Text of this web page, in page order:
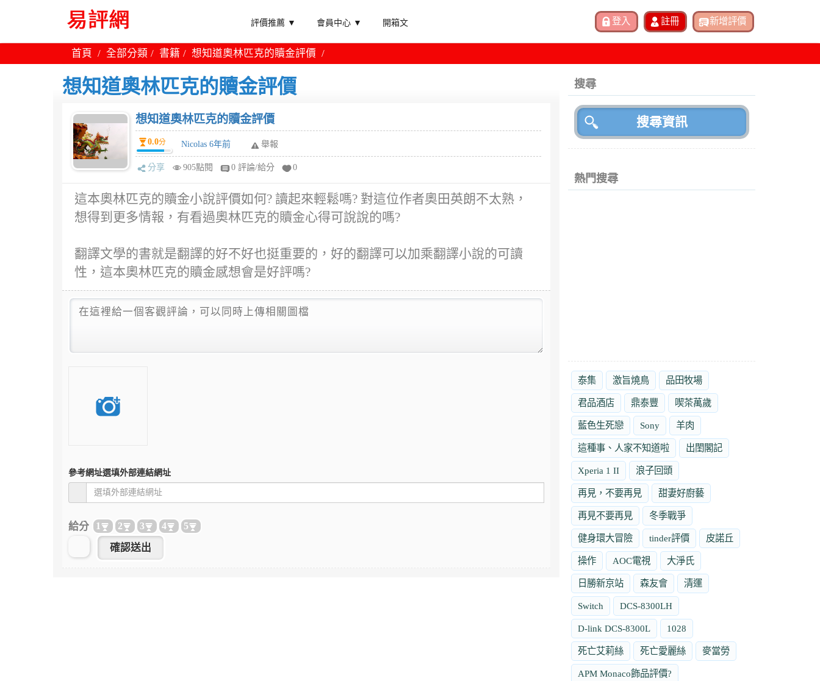
評價推薦 ▼ 會員中心 ▼ 開箱文
首頁 全部分類 書籍 想知道奧林匹克的贖金評價
想知道奧林匹克的贖金評價
想知道奧林匹克的贖金評價
0.0分 Nicolas 6年前 舉報
分享 905點閱 0 評論/給分 0
這本奧林匹克的贖金小說評價如何? 讀起來輕鬆嗎? 對這位作者奧田英朗不太熟，
想得到更多情報，有看過奧林匹克的贖金心得可說說的嗎?
翻譯文學的書就是翻譯的好不好也挺重要的，好的翻譯可以加乘翻譯小說的可讀
性，這本奧林匹克的贖金感想會是好評嗎?
參考網址選填外部連結網址
給分 1 2 3 4 5
搜尋
熱門搜尋
泰集 激旨燒鳥 品田牧場
君品酒店 鼎泰豐 喫茶萬歲
藍色生死戀 Sony 羊肉
這種事、人家不知道啦 出閨閣記
Xperia 1 II 浪子回頭
再見，不要再見 甜妻好廚藝
再見不要再見 冬季戰爭
健身環大冒險 tinder評價 皮諾丘
操作 AOC電視 大淨氏
日勝新京站 森友會 清運
Switch DCS-8300LH
D-link DCS-8300L 1028
死亡艾莉絲 死亡愛麗絲 麥當勞
APM Monaco飾品評價?